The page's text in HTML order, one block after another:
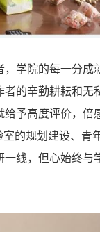
学院的每一分成
的辛勤耕耘和无
予高度评价，倍
的规划建设、青
线，但心始终与